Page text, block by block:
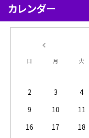
カレンダー
日 月 火
2
3 4
9
10 11
16
17 18